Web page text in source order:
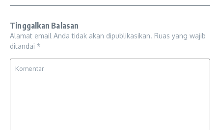
Tinggalkan Balasan
Alamat email Anda tidak akan dipublikasikan. Ruas yang wajib
ditandai *